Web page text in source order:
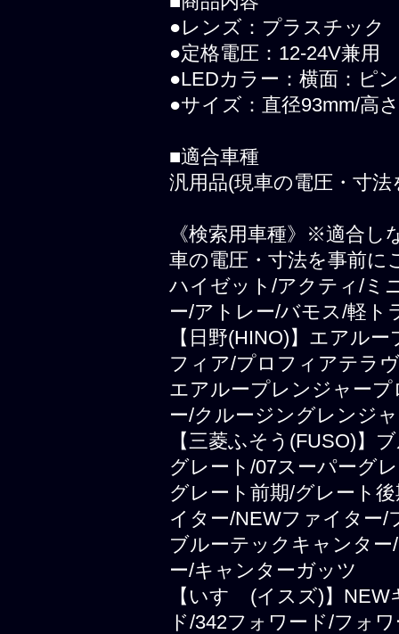
●レンズ：プラスチック
●定格電圧：12-24V兼用
●LEDカラー：横面：ピ
●サイズ：直径93mm/高
■適合車種
汎用品(現車の電圧・寸
《検索用車種》※適合し
車の電圧・寸法を事前に
ハイゼット/アクティ/ミ
ー/アトレー/バモス/軽ト
【日野(HINO)】エアル
フィア/プロフィアテラ
エアループレンジャー
ー/クルージングレンジ
【三菱ふそう(FUSO)】
グレート/07スーパーグ
グレート前期/グレート
イター/NEWファイター/
ブルーテックキャンタ
ー/キャンターガッツ
【いすゞ(イスズ)】
ド/342フォワード/フォ